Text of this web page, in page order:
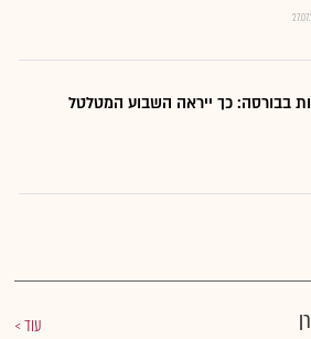
בבורסה: כך ייראה השבוע המטלטל
עוד